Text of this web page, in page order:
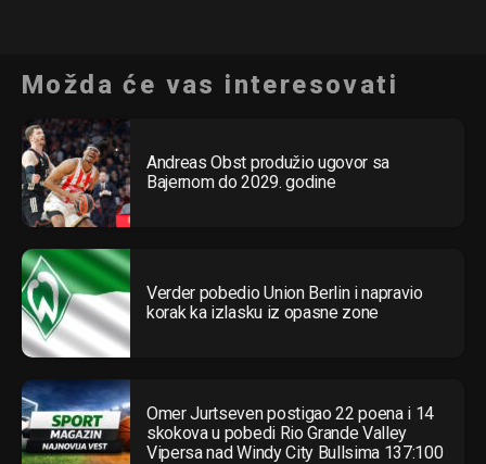
Možda će vas interesovati
Andreas Obst produžio ugovor sa
Bajernom do 2029. godine
Verder pobedio Union Berlin i napravio
korak ka izlasku iz opasne zone
Omer Jurtseven postigao 22 poena i 14
skokova u pobedi Rio Grande Valley
Vipersa nad Windy City Bullsima 137:100